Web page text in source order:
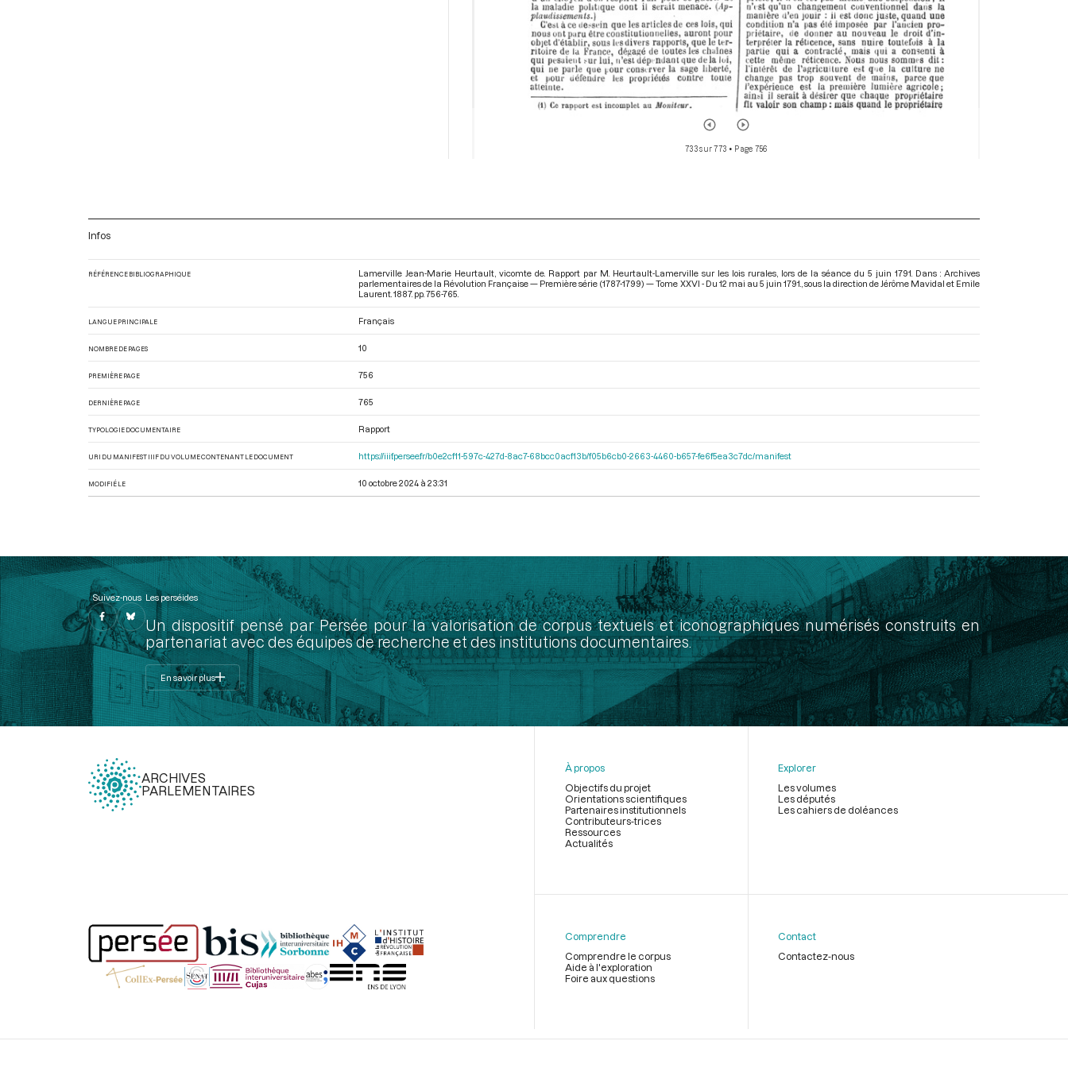
733 sur 773 • Page 756
Infos
RÉFÉRENCE BIBLIOGRAPHIQUE
Lamerville Jean-Marie Heurtault, vicomte de. Rapport par M. Heurtault-Lamerville sur les lois rurales, lors de la séance du 5 juin 1791. Dans : Archives
parlementaires de la Révolution Française — Première série (1787-1799) — Tome XXVI - Du 12 mai au 5 juin 1791. , sous la direction de Jérôme Mavidal et Emile
Laurent. 1887. pp. 756-765.
LANGUE PRINCIPALE Français
NOMBRE DE PAGES 10
PREMIÈRE PAGE 756
DERNIÈRE PAGE 765
TYPOLOGIE DOCUMENTAIRE Rapport
URI DU MANIFEST IIIF DU VOLUME CONTENANT LE DOCUMENT https://iiif.persee.fr/b0e2cf11-597c-427d-8ac7-68bcc0acf13b/f05b6cb0-2663-4460-b657-fe6f5ea3c7dc/manifest
MODIFIÉ LE 10 octobre 2024 à 23:31
Suivez-nous Les perséides
Un dispositif pensé par Persée pour la valorisation de corpus textuels et iconographiques numérisés construits en
partenariat avec des équipes de recherche et des institutions documentaires.
En savoir plus
ARCHIVES
PARLEMENTAIRES
page
À propos
Objectifs du projet
Orientations scientifiques
Partenaires institutionnels
Contributeurs-trices
Ressources
Actualités
Explorer
Les volumes
Les députés
Les cahiers de doléances
Comprendre
Comprendre le corpus
Aide à l'exploration
Foire aux questions
Contact
Contactez-nous
Légal